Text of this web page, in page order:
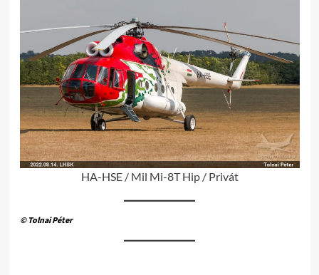
HA-HSE / Mil Mi-8T Hip / Privát
© Tolnai Péter